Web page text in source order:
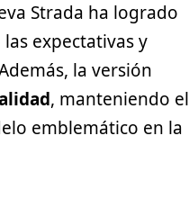
Strada ha logrado
expectativas y
la versión
, manteniendo el
emblemático en la